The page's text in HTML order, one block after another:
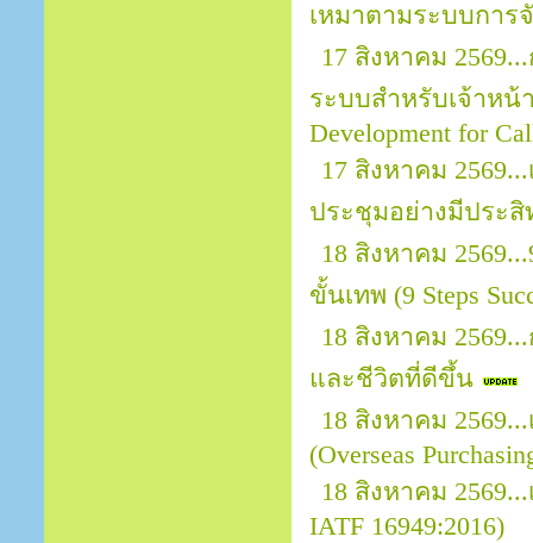
เหมาตามระบบการ
17 สิงหาคม
ระบบสำหรับเจ้าหน้า
Development for
17 สิงหาคม
ประชุมอย่างมีประ
18 สิงหาคม
ขั้นเทพ (9 Steps
18 สิงหาคม
และชีวิตที่ดีขึ้น
18 สิงหาคม
(Overseas
18 สิงหาคม
IATF 16949:2016)